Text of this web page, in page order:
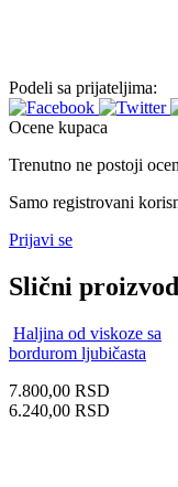
Podeli sa prijateljima:
Ocene kupaca
Trenutno ne postoji
Samo registrovani
Prijavi se
Slični
Haljina od viskoze sa
bordurom ljubičasta
7.800,00 RSD
6.240,00 RSD